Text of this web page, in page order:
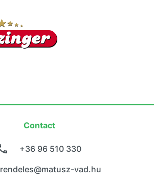
Contact
+36 96 510 330
rendeles@matusz-vad.hu